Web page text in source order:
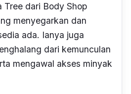
Tree dari Body Shop
menyegarkan dan
ada. Ianya juga
dari kemunculan
mengawal akses minyak